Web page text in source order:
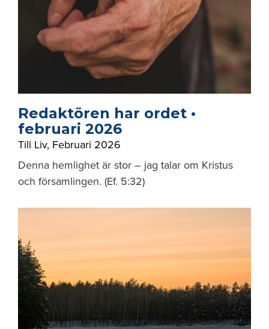
Redaktören har ordet •
februari 2026
Till Liv, Februari 2026
Denna hemlighet är stor – jag talar om Kristus
och församlingen. (Ef. 5:32)